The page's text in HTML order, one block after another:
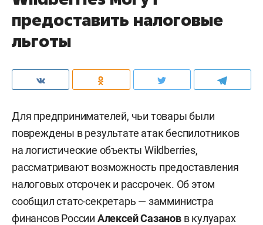
предоставить налоговые
льготы
Для предпринимателей, чьи товары были
повреждены в результате атак беспилотников
на логистические объекты Wildberries,
рассматривают возможность предоставления
налоговых отсрочек и рассрочек. Об этом
сообщил статс-секретарь — замминистра
финансов России Алексей Сазановв кулуарах